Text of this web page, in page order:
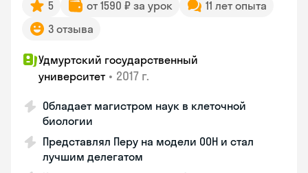
5 от 1590 ₽ за урок
11 лет опыта
3 отзыва
Удмуртский государственный
университет • 2017 г.
Обладает магистром наук в клеточной
биологии
Представлял Перу на модели ООН и стал
лучшим делегатом